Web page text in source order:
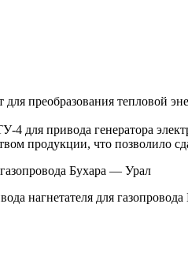
преобразования тепловой
4 для привода генератора
продукции, что позволило
Бухара — Урал
нагнетателя для